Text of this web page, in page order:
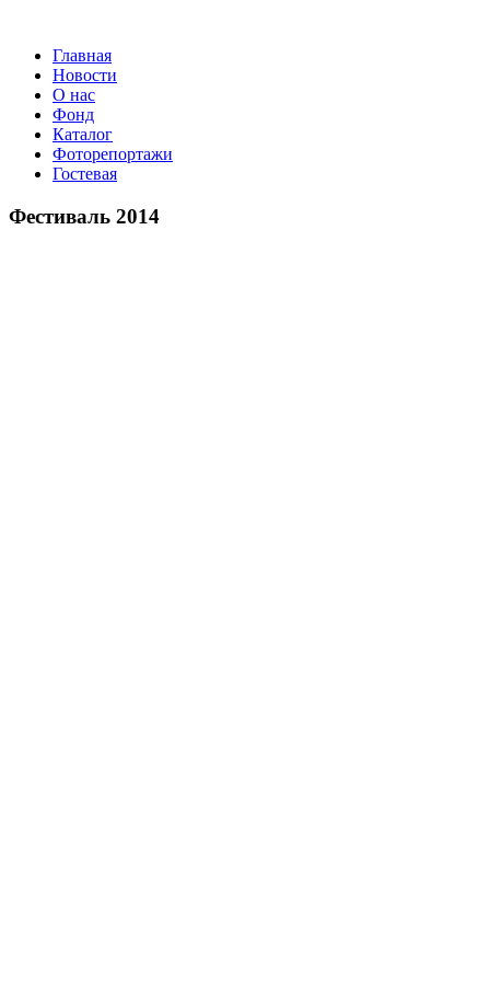
Главная
Новости
О нас
Фонд
Каталог
Фоторепортажи
Гостевая
Фестиваль 2014